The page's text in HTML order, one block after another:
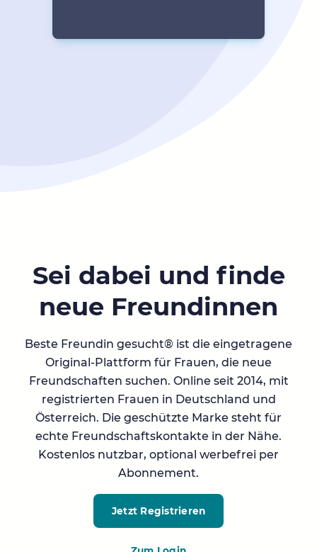
Sei dabei und finde
neue Freundinnen
Beste Freundin gesucht® ist die eingetragene
Original-Plattform für Frauen, die neue
Freundschaften suchen. Online seit 2014, mit
registrierten Frauen in Deutschland und
Österreich. Die geschützte Marke steht für
echte Freundschaftskontakte in der Nähe.
Kostenlos nutzbar, optional werbefrei per
Abonnement.
Jetzt Registrieren